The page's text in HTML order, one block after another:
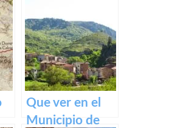
Que ver en el
Municipio de